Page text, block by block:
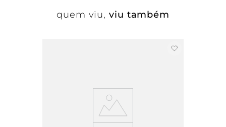
quem viu, viu também